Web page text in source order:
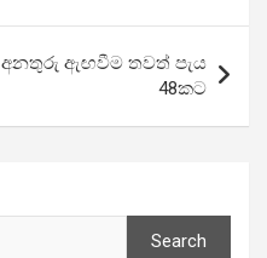
ඇඟවීම තවත් පැය
48කට
Search